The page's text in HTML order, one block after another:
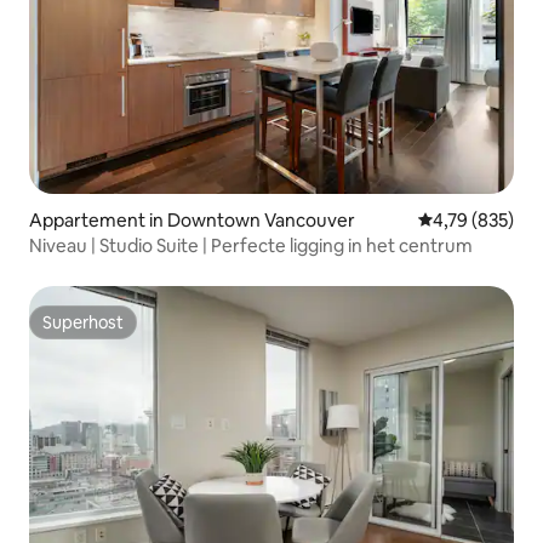
Appartement in Downtown Vancouver Gemiddelde
4,79 (835)
Niveau | Studio Suite | Perfecte ligging in het centrum
Superhost
Superhost